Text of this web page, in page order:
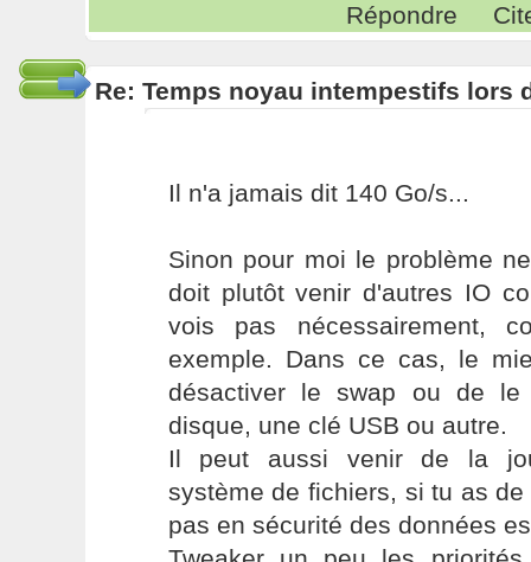
Répondre
Re: Temps noyau intempestifs lors
Il n'a jamais dit 140 Go/s...
Sinon pour moi le problème
doit plutôt venir d'autres IO
vois pas nécessairement,
exemple. Dans ce cas, le
désactiver le swap ou de
disque, une clé USB ou autre.
Il peut aussi venir de la
système de fichiers, si tu as
pas en sécurité des données